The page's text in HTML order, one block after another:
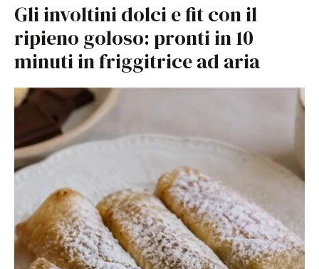
Gli involtini dolci e fit con il
ripieno goloso: pronti in 10
minuti in friggitrice ad aria